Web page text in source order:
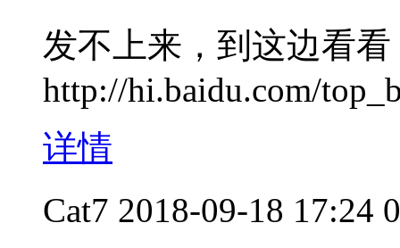
发不上来，到这边看看
http://hi.baidu.com/
详情
Cat7 2018-09-18 17:24